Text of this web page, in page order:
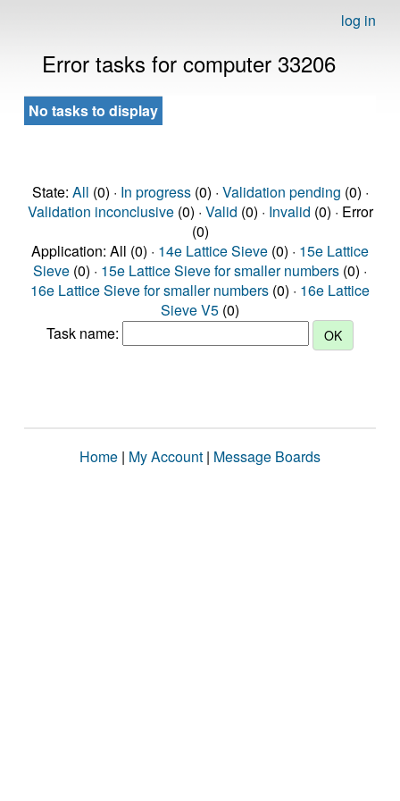
log in
Error tasks for computer 33206
No tasks to display
State: All (0) · In progress(0) · Validation pending (0) ·
Validation inconclusive(0) · Valid (0) · Invalid (0) · Error
(0)
Application: All (0) · 14e Lattice Sieve (0) · 15e Lattice
Sieve (0) · 15e Lattice Sieve for smaller numbers (0) ·
16e Lattice Sieve for smaller numbers (0) · 16e Lattice
Sieve V5 (0)
Task name:
Home | My Account | Message Boards